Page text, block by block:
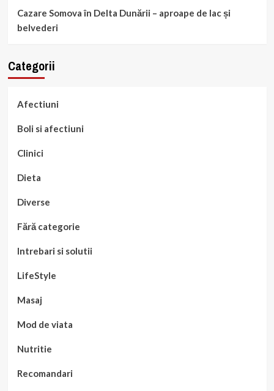
Cazare Somova în Delta Dunării – aproape de lac și
belvederi
Categorii
Afectiuni
Boli si afectiuni
Clinici
Dieta
Diverse
Fără categorie
Intrebari si solutii
LifeStyle
Masaj
Mod de viata
Nutritie
Recomandari